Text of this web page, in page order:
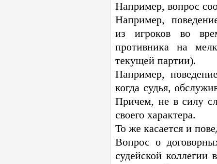
Например, вопрос
Например,
из игроков во
противника на
текущей партии).
Например,
когда судья,
Причем, не в силу
своего характера.
То же касается и
Вопрос о
судейской